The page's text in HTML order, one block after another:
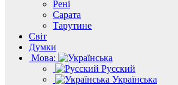
Рені
Сарата
Тарутине
Світ
Думки
Мова:
Русский
Українська